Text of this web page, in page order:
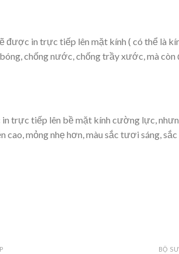
được in trực tiếp lên mặt kính ( có thể là
chống nước, chống trầy xước, mà
trực tiếp lên bề mặt kính cường lực,
mỏng nhẹ hơn, màu sắc tươi sáng,
BỘ